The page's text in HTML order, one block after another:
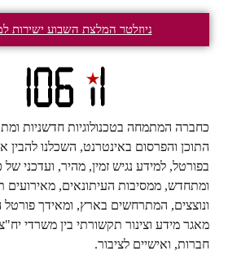
ניוזלטר המלצת השבוע ישירות
כחברה המתמחה בטכנולוגיות חדשניות
התוכן והפרסום באינטרנט, השכלנו להבין
בפורטל, למידע נגיש זמין, מהיר, ועדכני
ומתחדש, ממסיבות העיתונאים, מאירועים
ונוצצים, המתרחשים בארץ, ומאידך פורטל
מאגר מידע וצינור תקשורתי בין משרדי
חברות, ואישיים לציבור.